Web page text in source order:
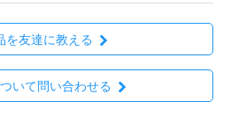
を友達に教える
いて問い合わせる